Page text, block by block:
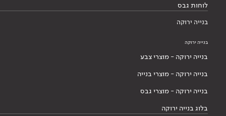
לוחות גבס
בנייה ירוקה
בנייה ירוקה
בנייה ירוקה - מוצרי צבע
בנייה ירוקה - מוצרי בנייה
בנייה ירוקה - מוצרי גבס
בלוג בנייה ירוקה